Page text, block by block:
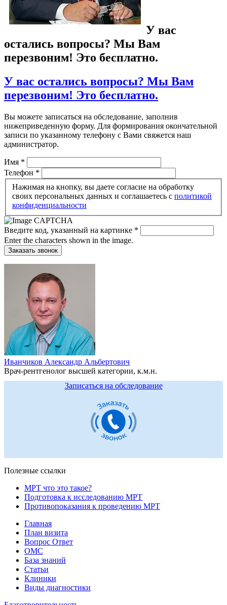
У вас
остались вопросы? Мы Вам
перезвоним! Это бесплатно.
У вас остались вопросы? Мы Вам
перезвоним! Это бесплатно.
Вы можете записаться на обследование, заполнив
нижеприведенную форму. Для формирования окончательной
записи по указанному телефону с Вами свяжется наш
администратор.
Имя *
Телефон *
Нажимая на кнопку, вы даете согласие на обработку
своих персональных данных и соглашаетесь c политикой
конфиденциальности
Введите код, указанный на картинке *
Enter the characters shown in the image.
Иванчиков Александр Альбертович
Врач-рентгенолог высшей категории, к.м.н.
Записаться на обследование
Полезные ссылки
МРТ что это такое?
Подготовка к исследованию МРТ
Противопоказания к проведению МРТ
Главная
План визита
Вопрос Ответ
ОМС
База знаний
Статьи
Клиники
Виды диагностики